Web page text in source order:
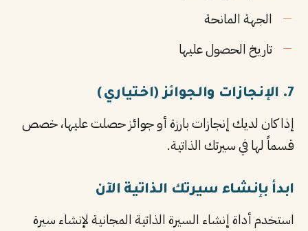
الجهة المانحة
تاريخ الحصول عليها
7. الإنجازات والجوائز (اختياري)
إذا كان لديك إنجازات بارزة أو جوائز حصلت عليها، خصص
قسماً لها في سيرتك الذاتية.
ابدأ بإنشاء سيرتك الذاتية الآن
استخدم أداة إنشاء السيرة الذاتية المجانية لإنشاء سيرة